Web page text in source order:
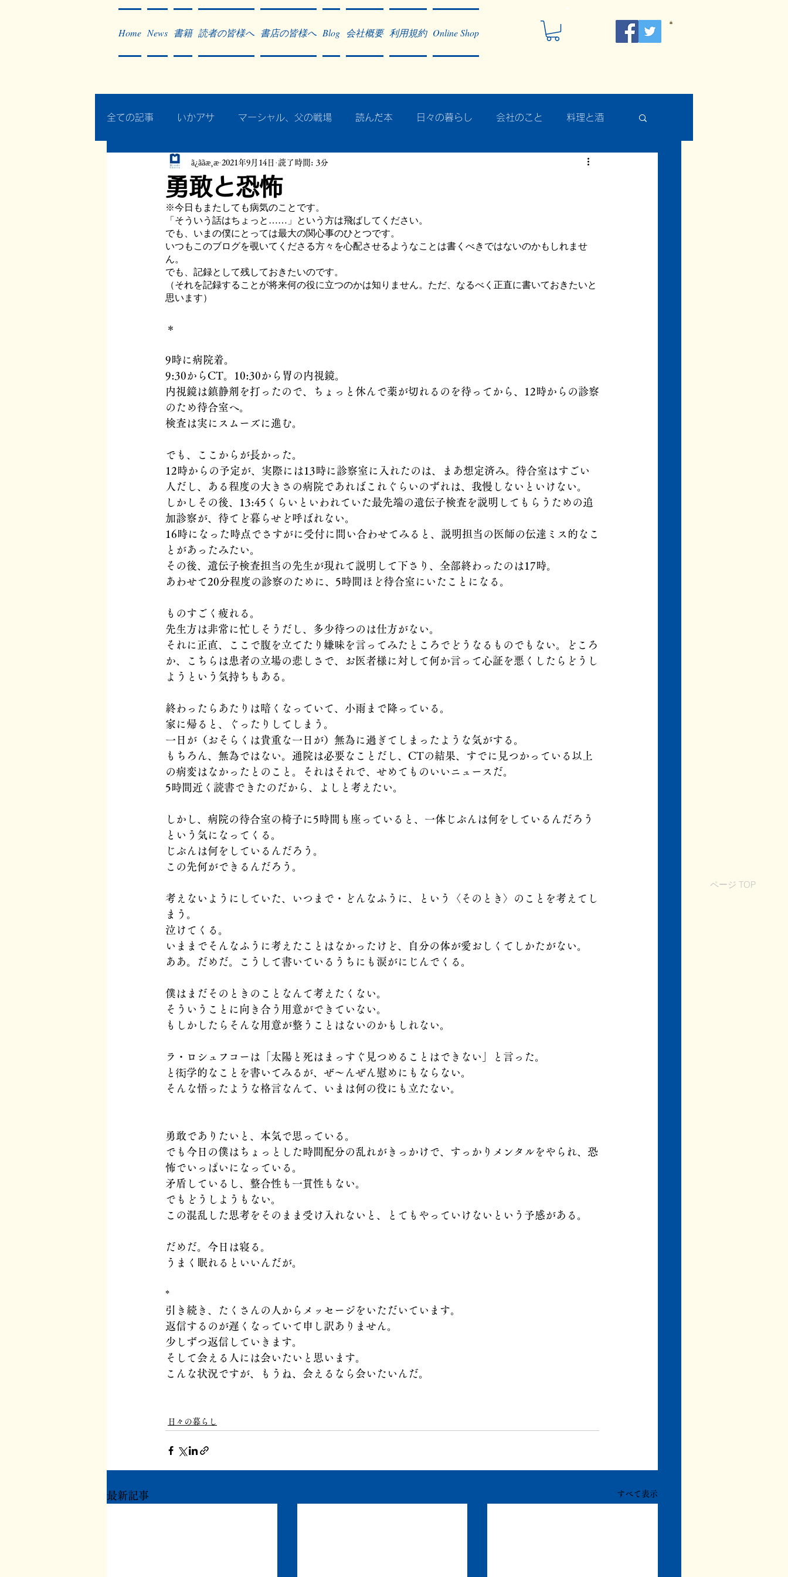
Home News 書籍 読者の皆様へ 書店の皆様へ Blog 会社概要 利用規約 Online Shop
ページ TOP
全ての記事 いかアサ マーシャル、父の戦場 読んだ本 日々の暮らし 会社のこと 料理と酒
秘蔵写真200枚でたどるアジア・太平洋戦争
作った本・作っている本 記事掲載・広告
勇敢と恐怖
ã¿ããæ¸æ 2021年9月14日 読了時間: 3分
※今日もまたしても病気のことです。
「そういう話はちょっと……」という方は飛ばしてください。
でも、いまの僕にとっては最大の関心事のひとつです。
いつもこのブログを覗いてくださる方々を心配させるようなことは書くべきではないのかもしれませ
ん。
でも、記録として残しておきたいのです。
（それを記録することが将来何の役に立つのかは知りません。ただ、なるべく正直に書いておきたいと
思います）
＊
9時に病院着。
9:30からCT。10:30から胃の内視鏡。
内視鏡は鎮静剤を打ったので、ちょっと休んで薬が切れるのを待ってから、12時からの診察
のため待合室へ。
検査は実にスムーズに進む。
でも、ここからが長かった。
12時からの予定が、実際には13時に診察室に入れたのは、まあ想定済み。待合室はすごい
人だし、ある程度の大きさの病院であればこれぐらいのずれは、我慢しないといけない。
しかしその後、13:45くらいといわれていた最先端の遺伝子検査を説明してもらうための追
加診察が、待てど暮らせど呼ばれない。
16時になった時点でさすがに受付に問い合わせてみると、説明担当の医師の伝達ミス的なこ
とがあったみたい。
その後、遺伝子検査担当の先生が現れて説明して下さり、全部終わったのは17時。
あわせて20分程度の診察のために、5時間ほど待合室にいたことになる。
ものすごく疲れる。
先生方は非常に忙しそうだし、多少待つのは仕方がない。
それに正直、ここで腹を立てたり嫌味を言ってみたところでどうなるものでもない。どころ
か、こちらは患者の立場の悲しさで、お医者様に対して何か言って心証を悪くしたらどうし
ようという気持ちもある。
終わったらあたりは暗くなっていて、小雨まで降っている。
家に帰ると、ぐったりしてしまう。
一日が（おそらくは貴重な一日が）無為に過ぎてしまったような気がする。
もちろん、無為ではない。通院は必要なことだし、CTの結果、すでに見つかっている以上
の病変はなかったとのこと。それはそれで、せめてものいいニュースだ。
5時間近く読書できたのだから、よしと考えたい。
しかし、病院の待合室の椅子に5時間も座っていると、一体じぶんは何をしているんだろう
という気になってくる。
じぶんは何をしているんだろう。
この先何ができるんだろう。
考えないようにしていた、いつまで・どんなふうに、という〈そのとき〉のことを考えてし
まう。
泣けてくる。
いままでそんなふうに考えたことはなかったけど、自分の体が愛おしくてしかたがない。
ああ。だめだ。こうして書いているうちにも涙がにじんでくる。
僕はまだそのときのことなんて考えたくない。
そういうことに向き合う用意ができていない。
もしかしたらそんな用意が整うことはないのかもしれない。
ラ・ロシュフコーは「太陽と死はまっすぐ見つめることはできない」と言った。
と衒学的なことを書いてみるが、ぜ～んぜん慰めにもならない。
そんな悟ったような格言なんて、いまは何の役にも立たない。
勇敢でありたいと、本気で思っている。
でも今日の僕はちょっとした時間配分の乱れがきっかけで、すっかりメンタルをやられ、恐
怖でいっぱいになっている。
矛盾しているし、整合性も一貫性もない。
でもどうしようもない。
この混乱した思考をそのまま受け入れないと、とてもやっていけないという予感がある。
だめだ。今日は寝る。
うまく眠れるといいんだが。
*
引き続き、たくさんの人からメッセージをいただいています。
返信するのが遅くなっていて申し訳ありません。
少しずつ返信していきます。
そして会える人には会いたいと思います。
こんな状況ですが、もうね、会えるなら会いたいんだ。
日々の暮らし
最新記事 すべて表示